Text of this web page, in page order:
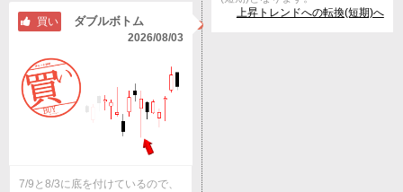
上昇トレンドへの転換(短期)へ
買い ダブルボトム
2026/08/03
7/9と8/3に底を付けているので、